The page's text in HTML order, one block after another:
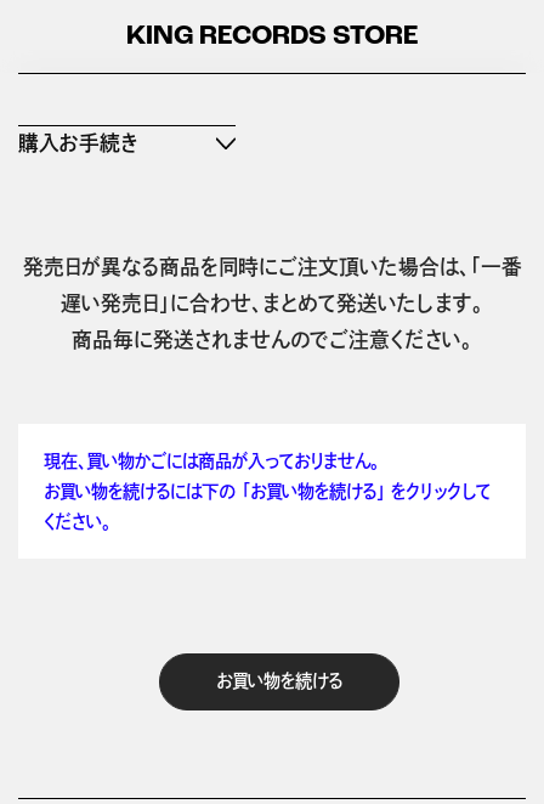
KING RECORDS STORE
購入お手続き
発売日が異なる商品を同時にご注文頂いた場合は、「一番
遅い発売日」に合わせ、まとめて発送いたします。
商品毎に発送されませんのでご注意ください。
現在、買い物かごには商品が入っておりません。
お買い物を続けるには下の 「お買い物を続ける」 をクリックして
ください。
お買い物を続ける